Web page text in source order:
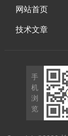
网站首页
技术文章
手
机
浏
览